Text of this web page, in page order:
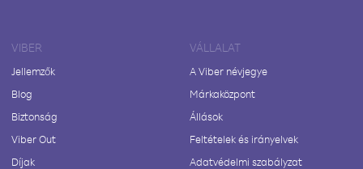
VIBER
Jellemzők
Blog
Biztonság
Viber Out
Díjak
VÁLLALAT
A Viber névjegye
Márkaközpont
Állások
Feltételek és irányelvek
Adatvédelmi szabályzat